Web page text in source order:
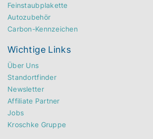
Feinstaubplakette
Autozubehör
Carbon-Kennzeichen
Wichtige Links
Über Uns
Standortfinder
Newsletter
Affiliate Partner
Jobs
Kroschke Gruppe